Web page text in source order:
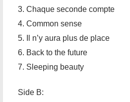
3. Chaque seconde compte
4. Common sense
5. Il n’y aura plus de place
6. Back to the future
7. Sleeping beauty
Side B: